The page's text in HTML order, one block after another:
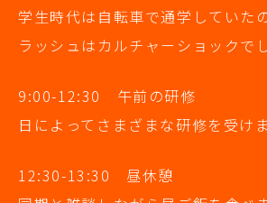
学生時代は自転車で通学していた
ラッシュはカルチャーショックでし
9:00-12:30 午前の研修
日によってさまざまな研修を受けま
12:30-13:30 昼休憩